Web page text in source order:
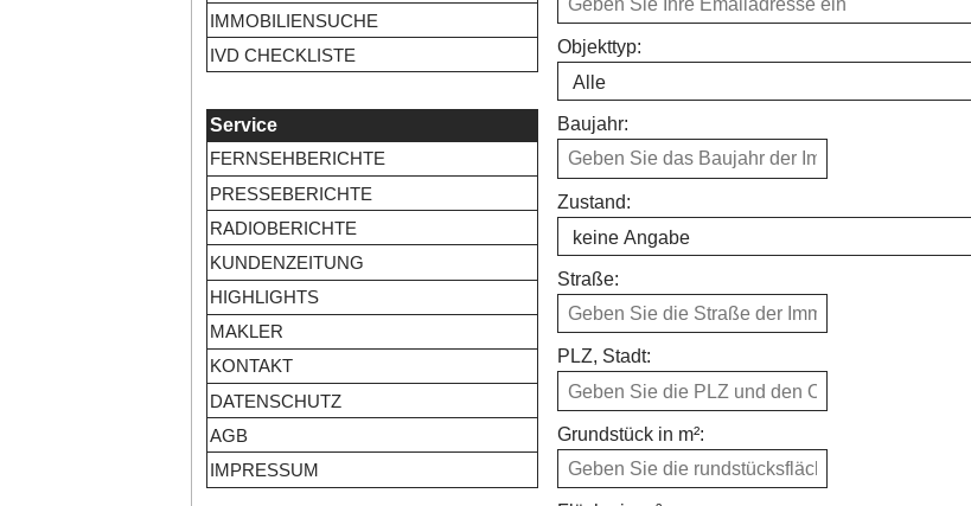
IMMOBILIENSUCHE
IVD CHECKLISTE
Service
FERNSEHBERICHTE
PRESSEBERICHTE
RADIOBERICHTE
KUNDENZEITUNG
HIGHLIGHTS
MAKLER
KONTAKT
DATENSCHUTZ
AGB
IMPRESSUM
Objekttyp:
Baujahr:
Zustand:
Straße:
PLZ, Stadt:
Grundstück in m²: